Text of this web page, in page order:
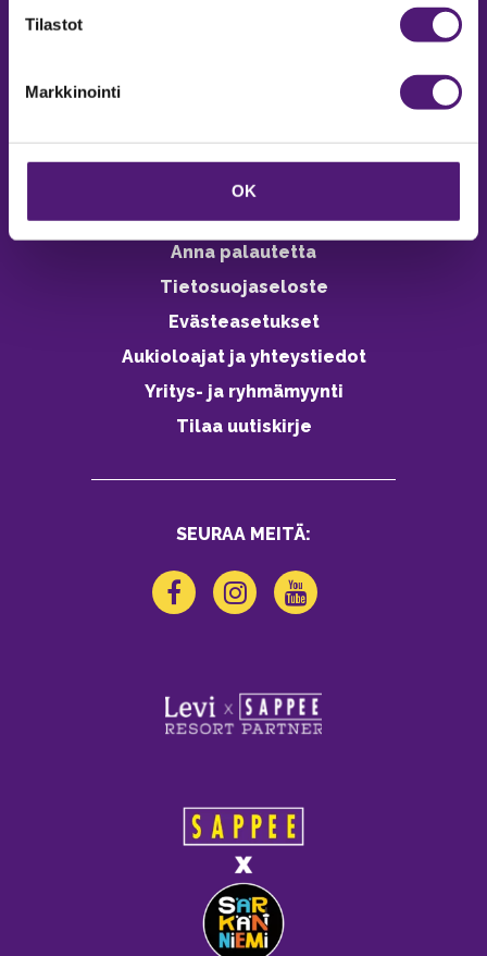
Tilastot
Markkinointi
OK
Vastuullisuus
Ympäristöohjelma
Avoimet työpaikat
Anna palautetta
Tietosuojaseloste
Evästeasetukset
Aukioloajat ja yhteystiedot
Yritys- ja ryhmämyynti
Tilaa uutiskirje
SEURAA MEITÄ: